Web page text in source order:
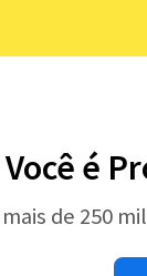
Você é
de 250